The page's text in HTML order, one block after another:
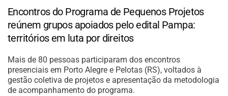
Encontros do Programa de Pequenos Projetos
reúnem grupos apoiados pelo edital Pampa:
territórios em luta por direitos
Mais de 80 pessoas participaram dos encontros
presenciais em Porto Alegre e Pelotas (RS), voltados à
gestão coletiva de projetos e apresentação da metodologia
de acompanhamento do programa.